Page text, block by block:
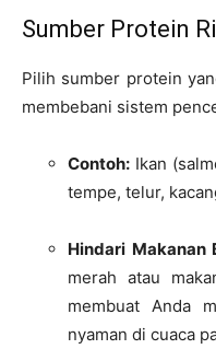
Sumber Protein
Pilih sumber protein
membebani sistem
Contoh: Ikan
tempe, telur,
Hindari Makanan
merah atau
membuat Anda
nyaman di cuaca